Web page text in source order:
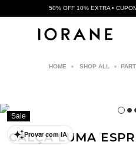
50% OFF 10% EXTRA •
SHOP ALL
Provar com IA
Sale
CALÇA LUMA